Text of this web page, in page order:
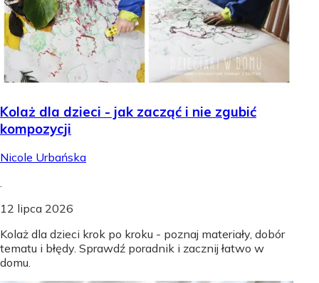
Kolaż dla dzieci - jak zacząć i nie zgubić
kompozycji
Nicole Urbańska
.
12 lipca 2026
Kolaż dla dzieci krok po kroku - poznaj materiały, dobór
tematu i błędy. Sprawdź poradnik i zacznij łatwo w
domu.